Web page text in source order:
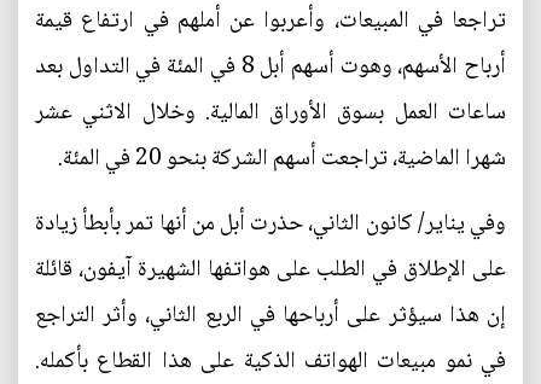
تراجعا في المبيعات، وأعربوا عن أملهم في ارتفاع قيمة
أرباح الأسهم، وهوت أسهم أبل 8 في المئة في التداول بعد
ساعات العمل بسوق الأوراق المالية. وخلال الاثني عشر
شهرا الماضية، تراجعت أسهم الشركة بنحو 20 في المئة.
وفي يناير/ كانون الثاني، حذرت أبل من أنها تمر بأبطأ زيادة
على الإطلاق في الطلب على هواتفها الشهيرة آيفون، قائلة
إن هذا سيؤثر على أرباحها في الربع الثاني، وأثر التراجع
في نمو مبيعات الهواتف الذكية على هذا القطاع بأكمله.